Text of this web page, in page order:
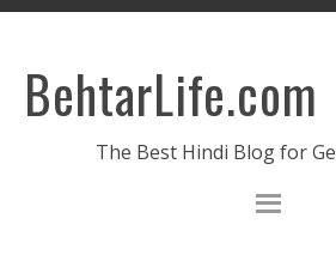
BehtarLife.com
The Best Hindi Blog for